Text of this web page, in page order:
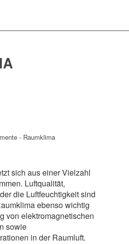
sich aus einer Vielzahl
Luftqualität,
die Luftfeuchtigkeit sind
ebenso wichtig
von elektromagnetischen
sowie
in der Raumluft.